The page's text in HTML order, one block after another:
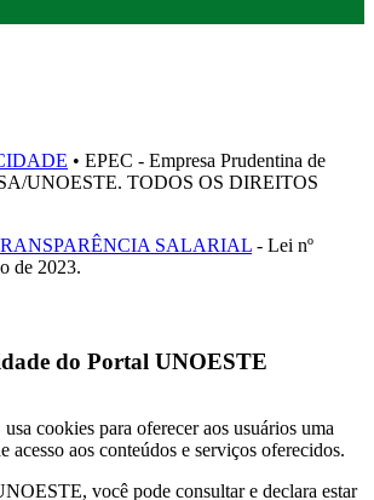
• EPEC - Empresa Prudentina de
UNOESTE. TODOS OS DIREITOS
SALARIAL - Lei nº
de 2023.
do Portal UNOESTE
cookies para oferecer aos usuários uma
acesso aos conteúdos e serviços oferecidos.
você pode consultar e declara estar